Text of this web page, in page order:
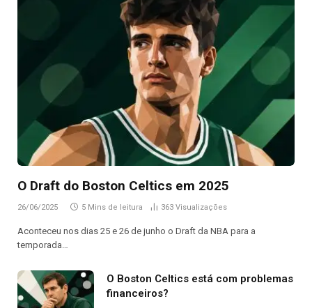
O Draft do Boston Celtics em 2025
26/06/2025 5 Mins de leitura 363 Visualizações
Aconteceu nos dias 25 e 26 de junho o Draft da NBA para a
temporada…
O Boston Celtics está com problemas
financeiros?